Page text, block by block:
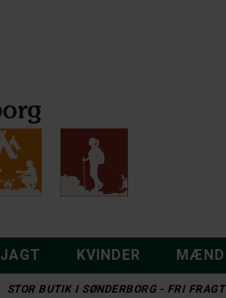
JAGT KVINDER MÆND
STOR BUTIK I SØNDERBORG - FRI